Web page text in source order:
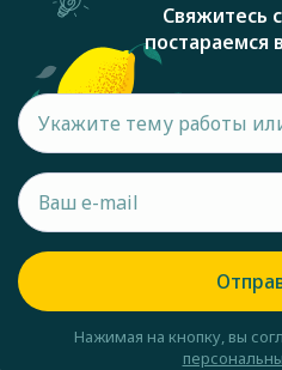
Свяжитесь
постараемся
Нажимая на кнопку, вы